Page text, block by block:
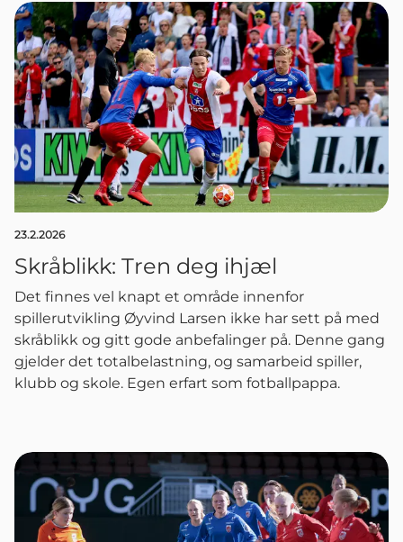
23.2.2026
Skråblikk: Tren deg ihjæl
Det finnes vel knapt et område innenfor
spillerutvikling Øyvind Larsen ikke har sett på med
skråblikk og gitt gode anbefalinger på. Denne gang
gjelder det totalbelastning, og samarbeid spiller,
klubb og skole. Egen erfart som fotballpappa.